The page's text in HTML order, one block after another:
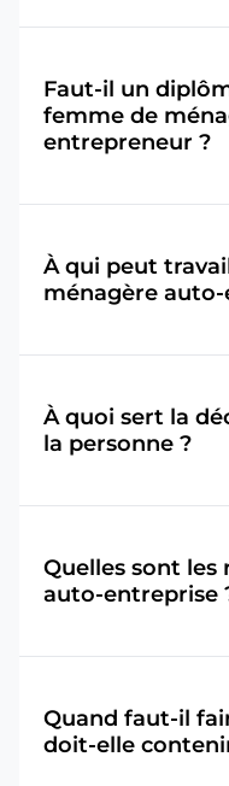
Faut-il un
femme de
entrepreneur ?
À qui peut
ménagère
À quoi sert la
la personne ?
Quelles sont les
auto-entreprise
Quand faut-il
doit-elle